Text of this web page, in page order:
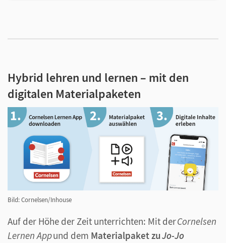
Hybrid lehren und lernen – mit den
digitalen Materialpaketen
Bild: Cornelsen/Inhouse
Auf der Höhe der Zeit unterrichten: Mit derCornelsen
Lernen Appund dem Materialpaket zuJo-Jo